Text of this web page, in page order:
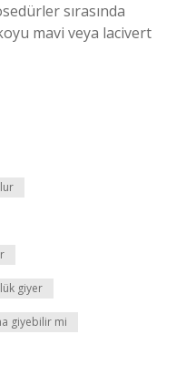
sırasında
mavi veya lacivert
giyer
giyebilir mi